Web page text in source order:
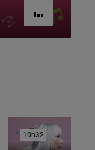
10h32
10h32